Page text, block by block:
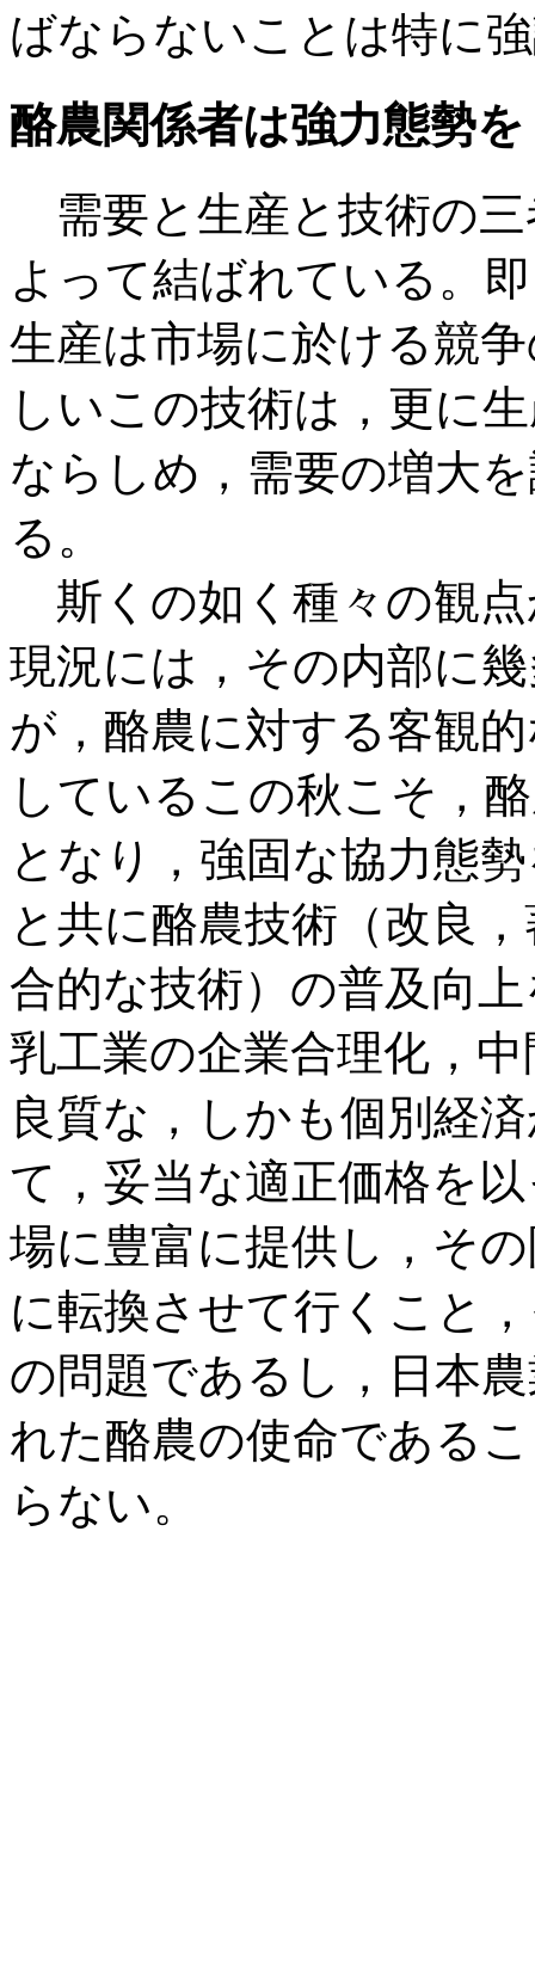
ばならないことは特に
酪農関係者は強力態勢を
需要と生産と技術の三
よって結ばれている。
生産は市場に於ける競
しいこの技術は，更に
ならしめ，需要の増大
る。
斯くの如く種々の観
現況には，その内部に
が，酪農に対する客観
しているこの秋こそ，
となり，強固な協力態
と共に酪農技術（改良
合的な技術）の普及向
乳工業の企業合理化，
良質な，しかも個別経
て，妥当な適正価格を
場に豊富に提供し，そ
に転換させて行くこと
の問題であるし，日本
れた酪農の使命である
らない。